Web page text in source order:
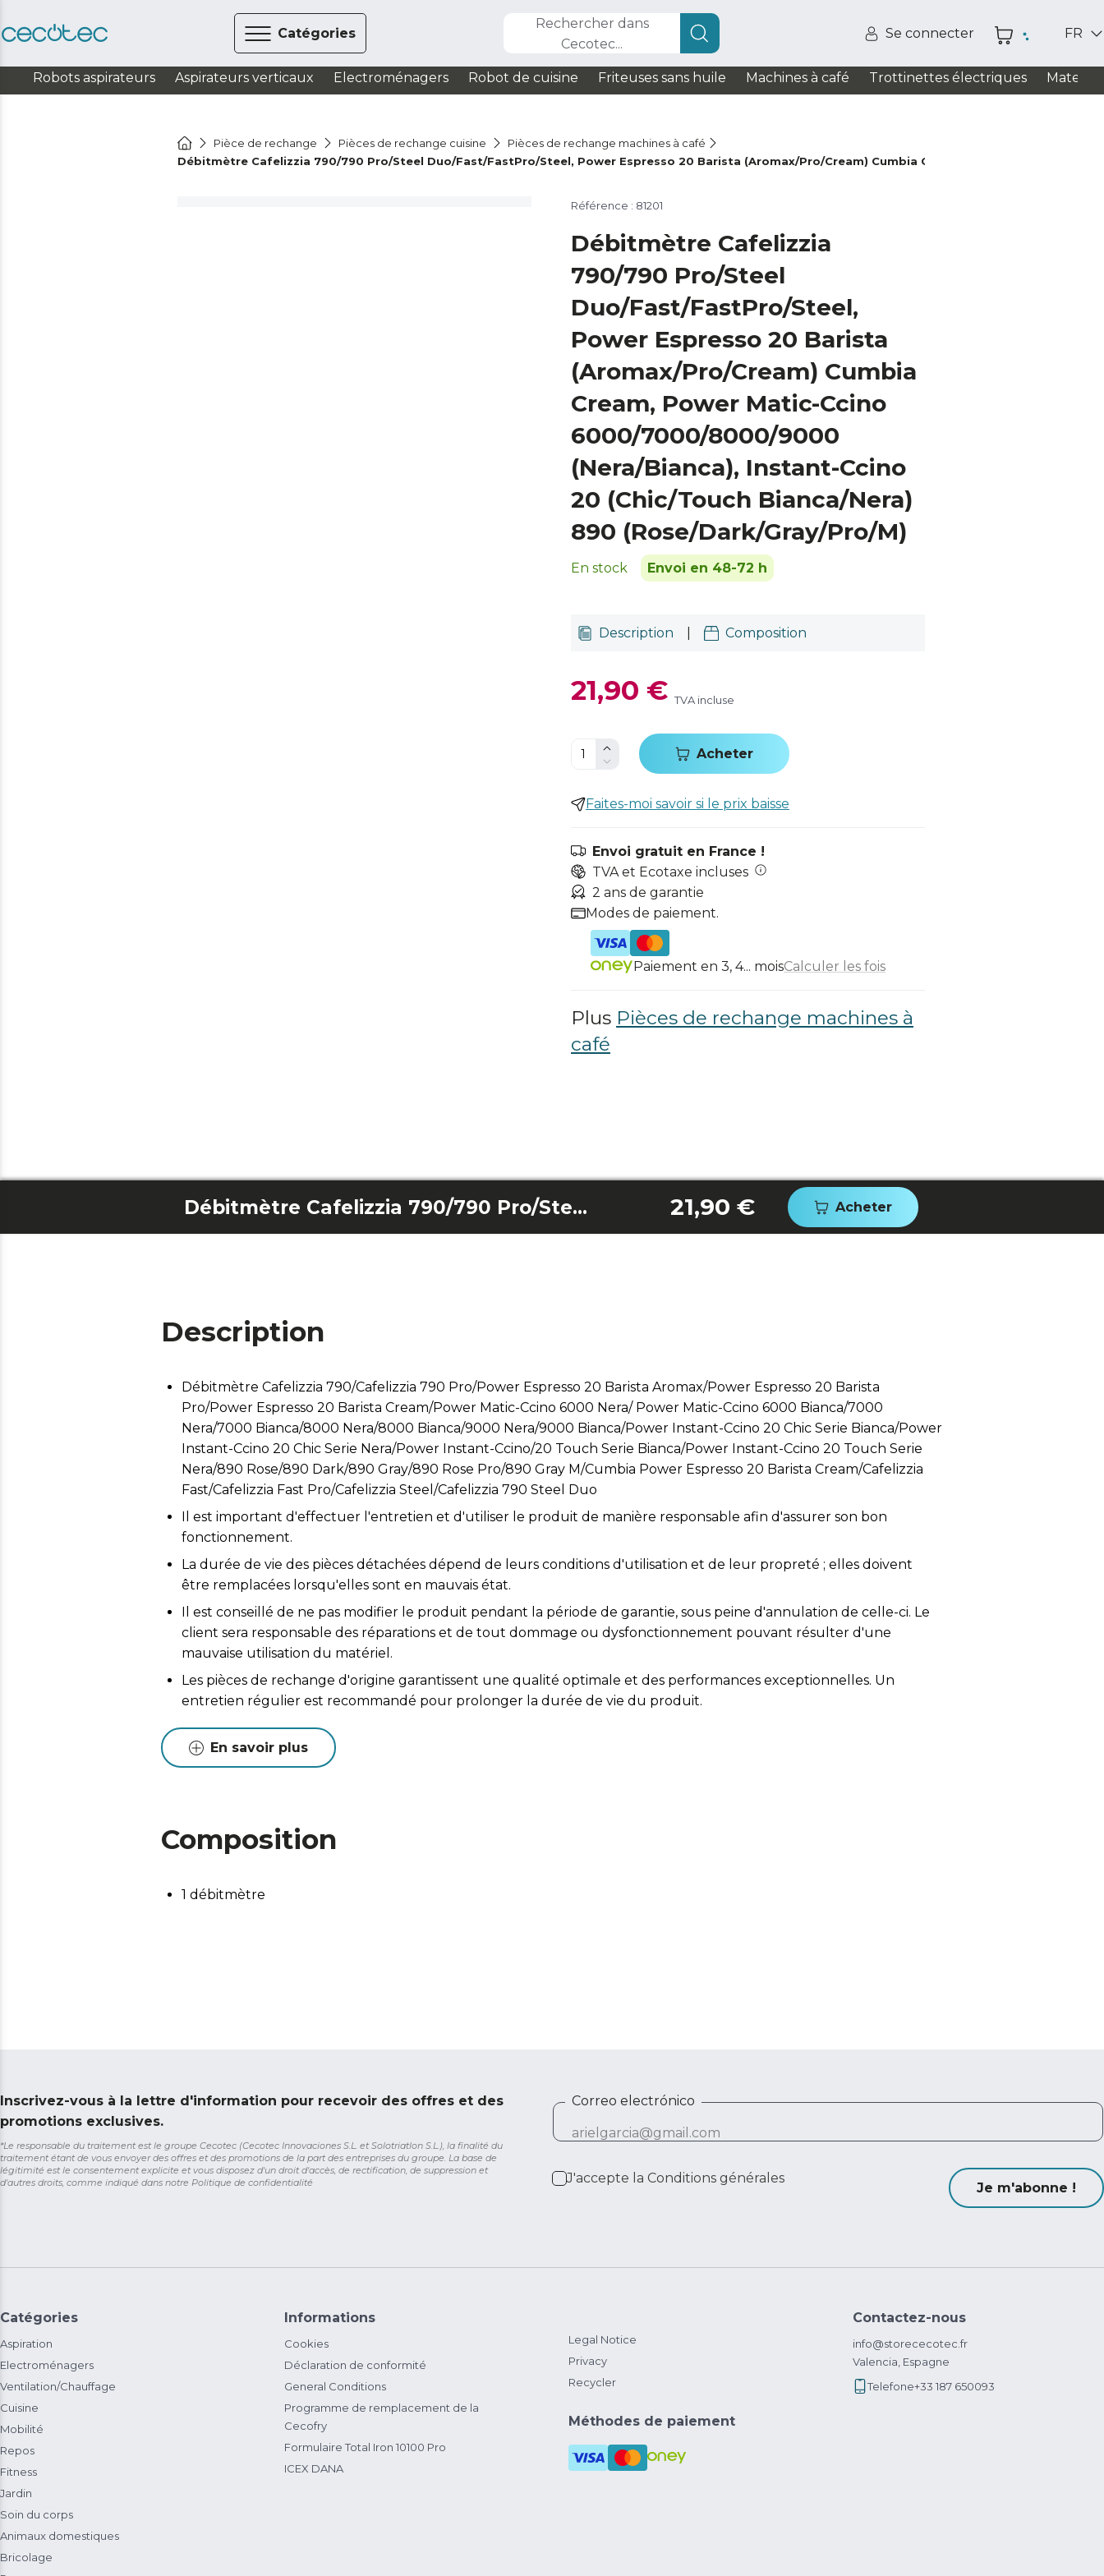
Catégories
Rechercher dans
Cecotec...
Se connecter FR
Robots aspirateurs Aspirateurs verticaux Electroménagers Robot de cuisine Friteuses sans huile Machines à café Trottinettes électriques Matelas
Pièce de rechange Pièces de rechange cuisine
Pièces de rechange machines à café
Débitmètre Cafelizzia 790/790 Pro/Steel Duo/Fast/FastPro/Steel, Power Espresso 20 Barista (Aromax/Pro/Cream) Cumbia Cream, Power Matic-Ccino
Référence : 81201
Débitmètre Cafelizzia
790/790 Pro/Steel
Duo/Fast/FastPro/Steel,
Power Espresso 20 Barista
(Aromax/Pro/Cream) Cumbia
Cream, Power Matic-Ccino
6000/7000/8000/9000
(Nera/Bianca), Instant-Ccino
20 (Chic/Touch Bianca/Nera)
890 (Rose/Dark/Gray/Pro/M)
En stock Envoi en 48-72 h
Description Composition
21,90 € TVA incluse
Acheter
Faites-moi savoir si le prix baisse
Envoi gratuit en France !
TVA et Ecotaxe incluses
2 ans de garantie
Modes de paiement.
Paiement en 3, 4... moisCalculer les fois
Plus Pièces de rechange machines à
café
Débitmètre Cafelizzia 790/790 Pro/Steel Duo/Fast/FastPro/Steel, Power Espresso 20 Barista (Aromax/Pro/Cream) Cumbia Cream, Power Matic-Ccino 6000/7000/8000/9000 (Nera/Bianca), Instant-Ccino 20 (Chic/Touch Bianca/Nera) 890 (Rose/Dark/Gray/Pro/M) 21,90 € Acheter
Description
Débitmètre Cafelizzia 790/Cafelizzia 790 Pro/Power Espresso 20 Barista Aromax/Power Espresso 20 Barista
Pro/Power Espresso 20 Barista Cream/Power Matic-Ccino 6000 Nera/ Power Matic-Ccino 6000 Bianca/7000
Nera/7000 Bianca/8000 Nera/8000 Bianca/9000 Nera/9000 Bianca/Power Instant-Ccino 20 Chic Serie Bianca/Power
Instant-Ccino 20 Chic Serie Nera/Power Instant-Ccino/20 Touch Serie Bianca/Power Instant-Ccino 20 Touch Serie
Nera/890 Rose/890 Dark/890 Gray/890 Rose Pro/890 Gray M/Cumbia Power Espresso 20 Barista Cream/Cafelizzia
Fast/Cafelizzia Fast Pro/Cafelizzia Steel/Cafelizzia 790 Steel Duo
Il est important d'effectuer l'entretien et d'utiliser le produit de manière responsable afin d'assurer son bon
fonctionnement.
La durée de vie des pièces détachées dépend de leurs conditions d'utilisation et de leur propreté ; elles doivent
être remplacées lorsqu'elles sont en mauvais état.
Il est conseillé de ne pas modifier le produit pendant la période de garantie, sous peine d'annulation de celle-ci. Le
client sera responsable des réparations et de tout dommage ou dysfonctionnement pouvant résulter d'une
mauvaise utilisation du matériel.
Les pièces de rechange d'origine garantissent une qualité optimale et des performances exceptionnelles. Un
entretien régulier est recommandé pour prolonger la durée de vie du produit.
En savoir plus
Composition
1 débitmètre
Inscrivez-vous à la lettre d'information pour recevoir des offres et des
promotions exclusives.
*Le responsable du traitement est le groupe Cecotec (Cecotec Innovaciones S.L. et Solotriatlon S.L.), la finalité du
traitement étant de vous envoyer des offres et des promotions de la part des entreprises du groupe. La base de
légitimité est le consentement explicite et vous disposez d'un droit d'accès, de rectification, de suppression et
d'autres droits, comme indiqué dans notre Politique de confidentialité
Correo electrónico
J'accepte la Conditions générales
Je m'abonne !
Catégories
Aspiration
Electroménagers
Ventilation/Chauffage
Cuisine
Mobilité
Repos
Fitness
Jardin
Soin du corps
Animaux domestiques
Bricolage
Informations
Cookies
Déclaration de conformité
General Conditions
Programme de remplacement de la
Cecofry
Formulaire Total Iron 10100 Pro
ICEX DANA
Legal Notice
Privacy
Recycler
Méthodes de paiement
Contactez-nous
info@storececotec.fr
Valencia, Espagne
Telefone+33 187 650093